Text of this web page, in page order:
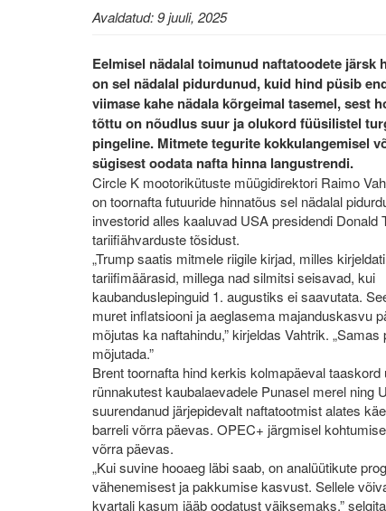
Avaldatud: 9 juuli, 2025
Eelmisel nädalal toimunud naftatoodete järsk
on sel nädalal pidurdunud, kuid hind püsib
viimase kahe nädala kõrgeimal tasemel, sest
tõttu on nõudlus suur ja olukord füüsilistel
pingeline. Mitmete tegurite kokkulangemisel
sügisest oodata nafta hinna langustrendi.
Circle K mootorikütuste müügidirektori Raimo
on toornafta futuuride hinnatõus sel nädalal
investorid alles kaaluvad USA presidendi Donald
tariifiähvarduste tõsidust.
„Trump saatis mitmele riigile kirjad, milles kirjeldati
tariifimäärasid, millega nad silmitsi seisavad, kui
kaubanduslepinguid 1. augustiks ei saavutata.
muret inflatsiooni ja aeglasema majanduskasvu
mõjutas ka naftahindu,” kirjeldas Vahtrik.
mõjutada.”
Brent toornafta hind kerkis kolmapäeval
rünnakutest kaubalaevadele Punasel merel
suurendanud järjepidevalt naftatootmist alates
barreli võrra päevas. OPEC+ järgmisel
võrra päevas.
„Kui suvine hooaeg läbi saab, on analüütikute
vähenemisest ja pakkumise kasvust. Sellele
kvartali kasum jääb oodatust väiksemaks,”